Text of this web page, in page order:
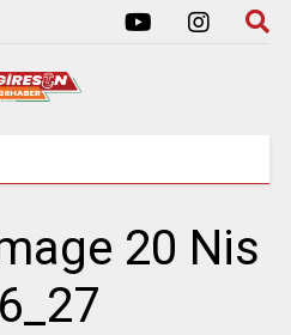
20 Nis